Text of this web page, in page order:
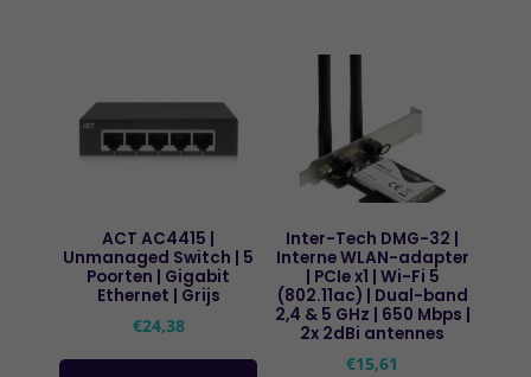
ACT AC4415 |
Unmanaged Switch | 5
Poorten | Gigabit
Ethernet | Grijs
€24,38
Inter-Tech DMG-32 |
Interne WLAN-adapter
| PCIe x1 | Wi-Fi 5
(802.11ac) | Dual-band
2,4 & 5 GHz | 650 Mbps |
2x 2dBi antennes
€15,61